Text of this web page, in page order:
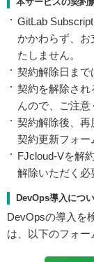
GitLab
かかわらず、お
たしません。
契約解除日まで
契約を解除され
んので、ご注意
契約解除後、再
契約更新フォー
FJcloud-Vを解
解除いただく必
DevOps導入につ
DevOpsの導入を
は、以下のフォー